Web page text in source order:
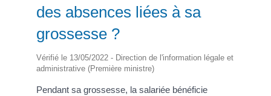
des absences liées à sa
grossesse ?
Vérifié le 13/05/2022 - Direction de l'information légale et
administrative (Première ministre)
Pendant sa grossesse, la salariée bénéficie